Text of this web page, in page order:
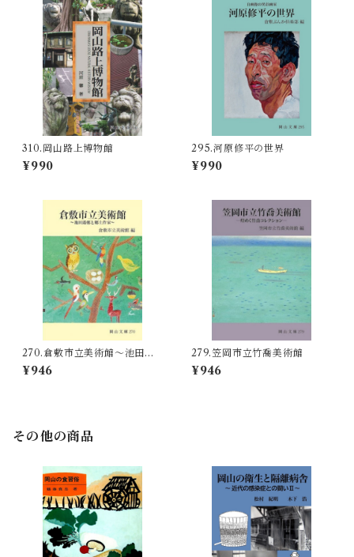
310.岡山路上博物館
¥990
295.河原修平の世界
¥990
270.倉敷市立美術館～池田遙
邨と郷土作家～
¥946
279.笠岡市立竹喬美術館
¥946
その他の商品